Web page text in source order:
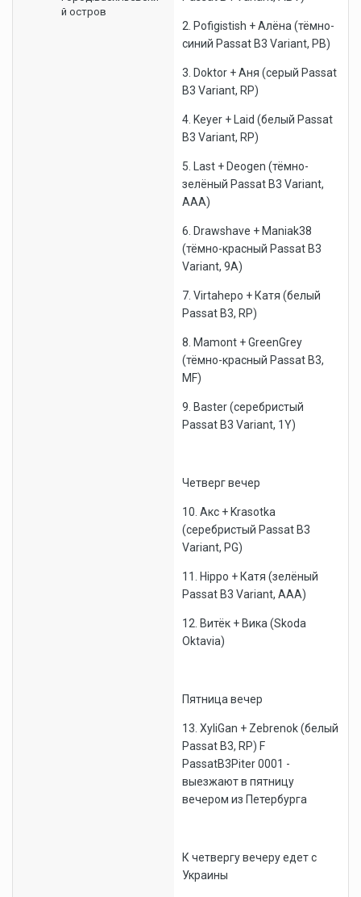
й остров
2. Pofigistish + Алёна (тёмно-
синий Passat B3 Variant, PB)
3. Doktor + Аня (серый Passat
B3 Variant, RP)
4. Keyer + Laid (белый Passat
B3 Variant, RP)
5. Last + Deogen (тёмно-
зелёный Passat B3 Variant,
AAA)
6. Drawshave + Maniak38
(тёмно-красный Passat B3
Variant, 9A)
7. Virtahepo + Катя (белый
Passat B3, RP)
8. Mamont + GreenGrey
(тёмно-красный Passat B3,
MF)
9. Baster (серебристый
Passat B3 Variant, 1Y)
Четверг вечер
10. Акс + Krasotka
(серебристый Passat B3
Variant, PG)
11. Hippo + Катя (зелёный
Passat B3 Variant, AAA)
12. Витёк + Вика (Skoda
Oktavia)
Пятница вечер
13. XyliGan + Zebrenok (белый
Passat B3, RP) F
PassatB3Piter 0001 -
выезжают в пятницу
вечером из Петербурга
К четвергу вечеру едет с
Украины